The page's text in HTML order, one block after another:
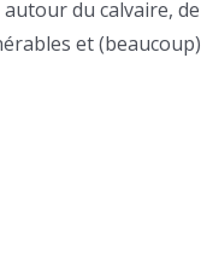
du calvaire, de
et (beaucoup)